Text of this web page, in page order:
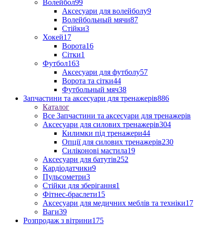
Волейбол99
Аксесуари для волейболу9
Волейбольный мячи87
Стійки3
Хокей17
Ворота16
Сітки1
Футбол163
Аксесуари для футболу57
Ворота та сітки44
Футбольный мяч38
Запчастини та аксесуари для тренажерів886
Каталог
Все Запчастини та аксесуари для тренажерів
Аксесуари для силових тренажерів304
Килимки під тренажери44
Опції для силових тренажерів230
Силіконові мастила19
Аксесуари для батутів252
Кардіодатчики9
Пульсометри3
Стійки для зберігання1
Фітнес-браслети15
Аксесуари для медичних меблів та техніки17
Ваги39
Розпродаж з вітрини175